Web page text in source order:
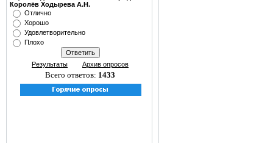
Королёв Ходырева А.Н.
Отлично
Хорошо
Удовлетворительно
Плохо
Результаты Архив опросов
Всего ответов: 1433